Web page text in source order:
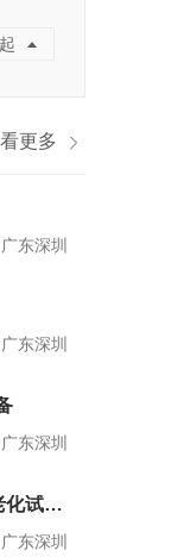
更多
广东深圳
广东深圳
广东深圳
化试验
广东深圳